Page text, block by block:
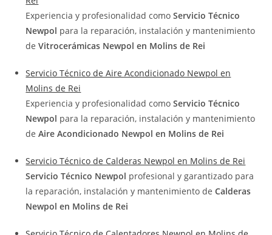
Experiencia y profesionalidad comoServicio Técnico
Newpol para la reparación, instalación y mantenimiento
deVitrocerámicas Newpol en Molins de Rei
Servicio Técnico de Aire Acondicionado Newpol en
Molins de Rei
Experiencia y profesionalidad comoServicio Técnico
Newpol para la reparación, instalación y mantenimiento
deAire Acondicionado Newpol en Molins de Rei
Servicio Técnico de Calderas Newpol en Molins de Rei
Servicio Técnico Newpol profesional y garantizado para
la reparación, instalación y mantenimiento deCalderas
Newpol en Molins de Rei